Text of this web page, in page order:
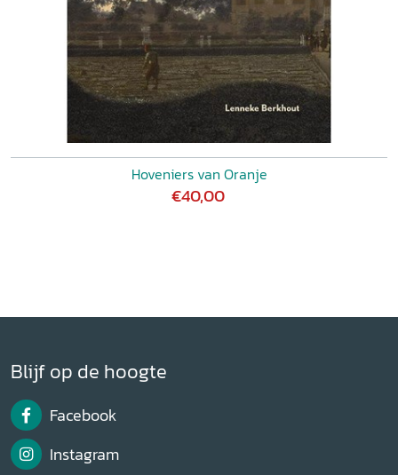
Hoveniers van Oranje
€40,00
Blijf op de hoogte
Facebook
Instagram